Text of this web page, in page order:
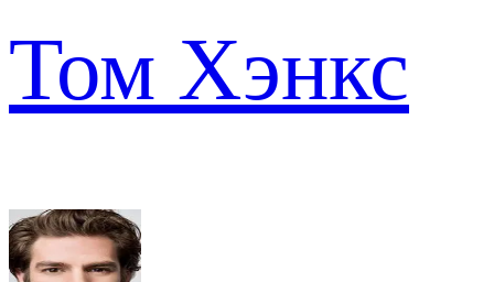
Том Хэнкс